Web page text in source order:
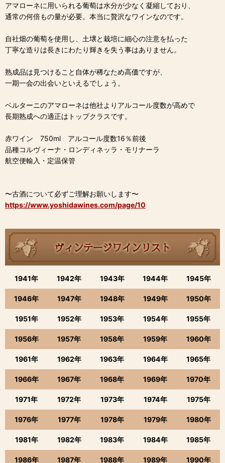
アマローネに用いられる葡萄は水分が少なく凝縮しており、
通常の何倍もの量が必要。本当に贅沢なワインなのです。
自社畑の葡萄を使用し、土壌と栽培に細心の注意を払った
丁寧な造りは長きにわたり輝きを失う事はありません。
熟成品は見つけること自体が稀なため高価ですが、
一期一会の出会いといえるでしょう。
ベルターニのアマローネは他社よりアルコール度数が高めで
長期熟成への適正はトップクラスです。
赤ワイン 750ml アルコール度数16％前後
品種コルヴィーナ・ロンディネッラ・モリナーラ
航空便輸入・定温保管
〜古酒について必ずご理解お願いします〜
https://www.yoshidawines.com/page/10
1941年 1942年 1943年 1944年 1945年
1946年 1947年 1948年 1949年 1950年
1951年 1952年 1953年 1954年 1955年
1956年 1957年 1958年 1959年 1960年
1961年 1962年 1963年 1964年 1965年
1966年 1967年 1968年 1969年 1970年
1971年 1972年 1973年 1974年 1975年
1976年 1977年 1978年 1979年 1980年
1981年 1982年 1983年 1984年 1985年
1986年 1987年 1988年 1989年 1990年